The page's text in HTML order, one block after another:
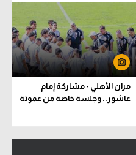
مران الأهلي - مشاركة إمام
عاشور.. وجلسة خاصة من عموتة